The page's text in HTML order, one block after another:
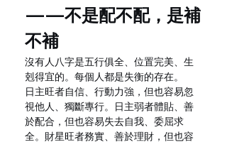
——不是配不配，是補
不補
沒有人八字是五行俱全、位置完美、生
剋得宜的。每個人都是失衡的存在。
日主旺者自信、行動力強，但也容易忽
視他人、獨斷專行。日主弱者體貼、善
於配合，但也容易失去自我、委屈求
全。財星旺者務實、善於理財，但也容